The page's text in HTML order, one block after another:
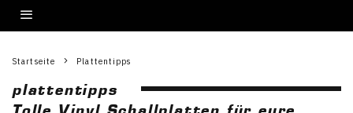
Startseite Plattentipps
plattentipps
Tolle Vinyl Schallplatten für eure